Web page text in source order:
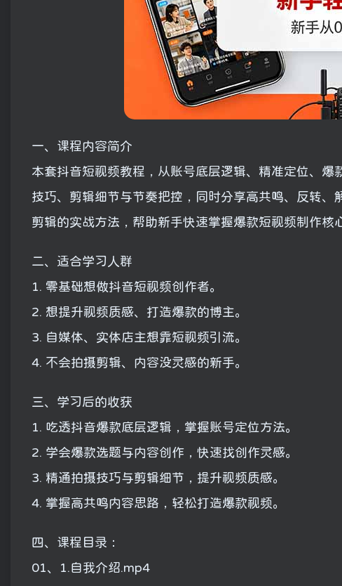
一、课程内容简介
本套抖音短视频教程，从账号底层逻辑、精准定位、
技巧、剪辑细节与节奏把控，同时分享高共鸣、反转
剪辑的实战方法，帮助新手快速掌握爆款短视频制作核
二、适合学习人群
1. 零基础想做抖音短视频创作者。
2. 想提升视频质感、打造爆款的博主。
3. 自媒体、实体店主想靠短视频引流。
4. 不会拍摄剪辑、内容没灵感的新手。
三、学习后的收获
1. 吃透抖音爆款底层逻辑，掌握账号定位方法。
2. 学会爆款选题与内容创作，快速找创作灵感。
3. 精通拍摄技巧与剪辑细节，提升视频质感。
4. 掌握高共鸣内容思路，轻松打造爆款视频。
四、课程目录：
01、1.自我介绍.mp4